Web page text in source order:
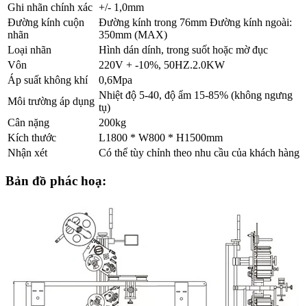
Ghi nhãn chính xác +/- 1,0mm
Đường kính cuộn
nhãn
Đường kính trong 76mm Đường kính ngoài:
350mm (MAX)
Loại nhãn
Hình dán dính, trong suốt hoặc mờ đục
Vôn
220V + -10%, 50HZ.2.0KW
Áp suất không khí
0,6Mpa
Môi trường áp dụng
Nhiệt độ 5-40, độ ẩm 15-85% (không ngưng
tụ)
Cân nặng
200kg
Kích thước
L1800 * W800 * H1500mm
Nhận xét
Có thể tùy chỉnh theo nhu cầu của khách hàng
Bản đồ phác hoạ: